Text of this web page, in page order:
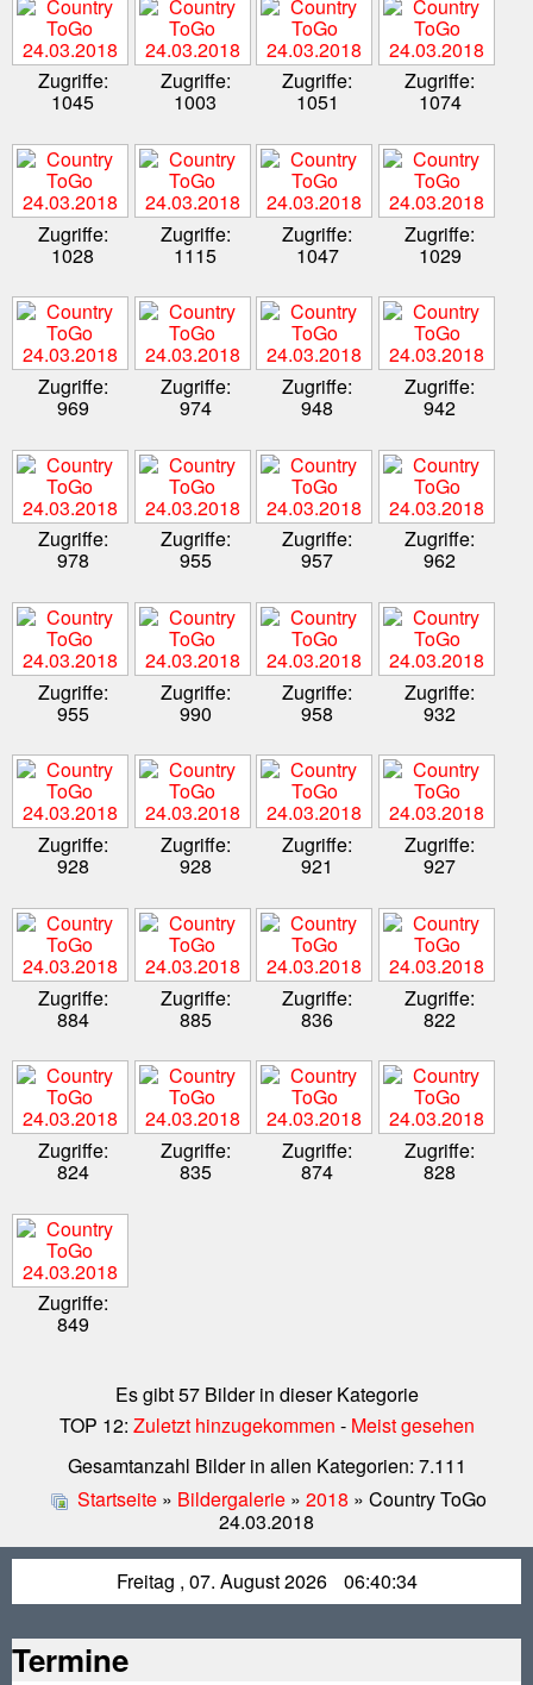
Zugriffe:
1045
Zugriffe:
1003
Zugriffe:
1051
Zugriffe:
1074
Zugriffe:
1028
Zugriffe:
1115
Zugriffe:
1047
Zugriffe:
1029
Zugriffe:
969
Zugriffe:
974
Zugriffe:
948
Zugriffe:
942
Zugriffe:
978
Zugriffe:
955
Zugriffe:
957
Zugriffe:
962
Zugriffe:
955
Zugriffe:
990
Zugriffe:
958
Zugriffe:
932
Zugriffe:
928
Zugriffe:
928
Zugriffe:
921
Zugriffe:
927
Zugriffe:
884
Zugriffe:
885
Zugriffe:
836
Zugriffe:
822
Zugriffe:
824
Zugriffe:
835
Zugriffe:
874
Zugriffe:
828
Zugriffe:
849
Es gibt 57 Bilder in dieser Kategorie
TOP 12: Zuletzt hinzugekommen - Meist gesehen
Gesamtanzahl Bilder in allen Kategorien: 7.111
Startseite » Bildergalerie » 2018 » Country ToGo
24.03.2018
Freitag , 07. August 2026 06:40:34
Termine